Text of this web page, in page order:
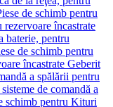
de schimb pentru
rezervoare încastrate
baterie, pentru
de schimb pentru
încastrate Geberit
a spălării pentru
de comandă a
schimb pentru Kituri